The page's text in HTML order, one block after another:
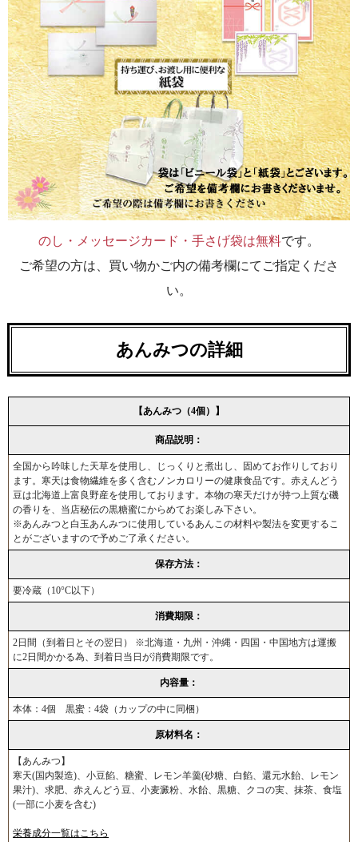
のし・メッセージカード・手さげ袋は無料です。
ご希望の方は、買い物かご内の備考欄にてご指定くださ
い。
あんみつの詳細
【あんみつ（4個）】
商品説明：
全国から吟味した天草を使用し、じっくりと煮出し、固めてお作りしており
ます。寒天は食物繊維を多く含むノンカロリーの健康食品です。赤えんどう
豆は北海道上富良野産を使用しております。本物の寒天だけが持つ上質な磯
の香りを、当店秘伝の黒糖蜜にからめてお楽しみ下さい。
※あんみつと白玉あんみつに使用しているあんこの材料や製法を変更するこ
とがございますので予めご了承ください。
保存方法：
要冷蔵（10°C以下）
消費期限：
2日間（到着日とその翌日） ※北海道・九州・沖縄・四国・中国地方は運搬
に2日間かかる為、到着日当日が消費期限です。
内容量：
本体：4個 黒蜜：4袋（カップの中に同梱）
原材料名：
【あんみつ】
寒天(国内製造)、小豆餡、糖蜜、レモン羊羹(砂糖、白餡、還元水飴、レモン
果汁)、求肥、赤えんどう豆、小麦澱粉、水飴、黒糖、クコの実、抹茶、食塩
(一部に小麦を含む)
栄養成分一覧はこちら